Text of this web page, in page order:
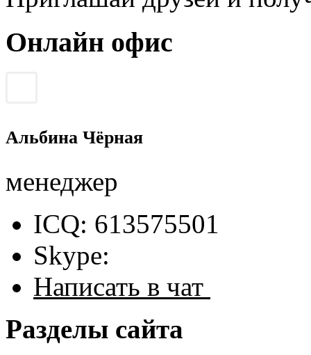
Онлайн офис
Альбина Чёрная
менеджер
ICQ: 613575501
Skype:
Написать в чат
Разделы сайта